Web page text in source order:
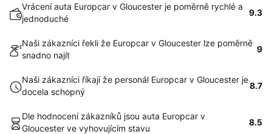
Vrácení auta Europcar v Gloucester je poměrně rychlé a
jednoduché
9.3
Naši zákazníci řekli že Europcar v Gloucester lze poměrně
snadno najít
9
Naši zákazníci říkají že personál Europcar v Gloucester je
docela schopný
8.7
Dle hodnocení zákazníků jsou auta Europcar v
Gloucester ve vyhovujícím stavu
8.5